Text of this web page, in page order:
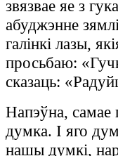
звязвае яе з
абуджэнне
галінкі лазы,
просьбаю:
сказаць:
Напэўна, самае
думка. І яго
нашы думкі,